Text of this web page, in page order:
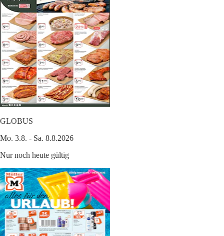
GLOBUS
Mo. 3.8. - Sa. 8.8.2026
Nur noch heute gültig